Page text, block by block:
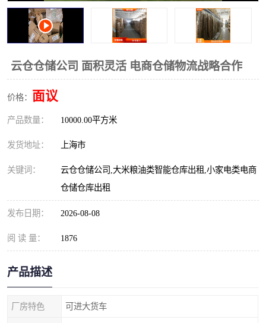
云仓仓储公司 面积灵活 电商仓储物流战略合作
价格： 面议
产品数量： 10000.00平方米
发货地址： 上海市
关键词：
云仓仓储公司,大米粮油类智能仓库出租,小家电类电商
仓储仓库出租
发布日期： 2026-08-08
阅 读 量： 1876
产品描述
厂房特色 可进大货车